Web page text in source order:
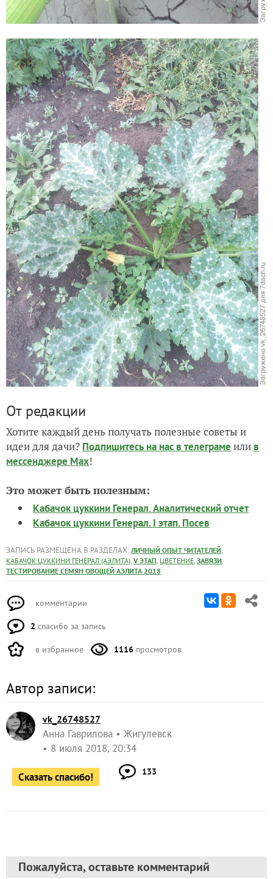
От редакции
Хотите каждый день получать полезные советы и
идеи для дачи? Подпишитесь на нас в телеграме или в
мессенджере Max!
Это может быть полезным:
Кабачок цуккини Генерал. Аналитический отчет
Кабачок цуккини Генерал. I этап. Посев
ЗАПИСЬ РАЗМЕЩЕНА В РАЗДЕЛАХ: ЛИЧНЫЙ ОПЫТ ЧИТАТЕЛЕЙ,
КАБАЧОК ЦУККИНИ ГЕНЕРАЛ (АЭЛИТА), V ЭТАП, ЦВЕТЕНИЕ, ЗАВЯЗИ,
ТЕСТИРОВАНИЕ СЕМЯН ОВОЩЕЙ АЭЛИТА 2018
комментарии
2 спасибо за запись
в избранное 1116 просмотров
Автор записи:
vk_26748527
Анна Гаврилова
Жигулевск
8 июля 2018, 20:34
Сказать спасибо! 133
Пожалуйста, оставьте комментарий